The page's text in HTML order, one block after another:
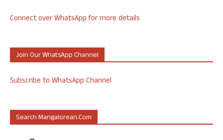
Connect over WhatsApp for more details
Join Our WhatsApp Channel
Subscribe to WhatsApp Channel
Search Mangalorean.com